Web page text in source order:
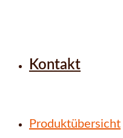
Kontakt
Produktübersicht